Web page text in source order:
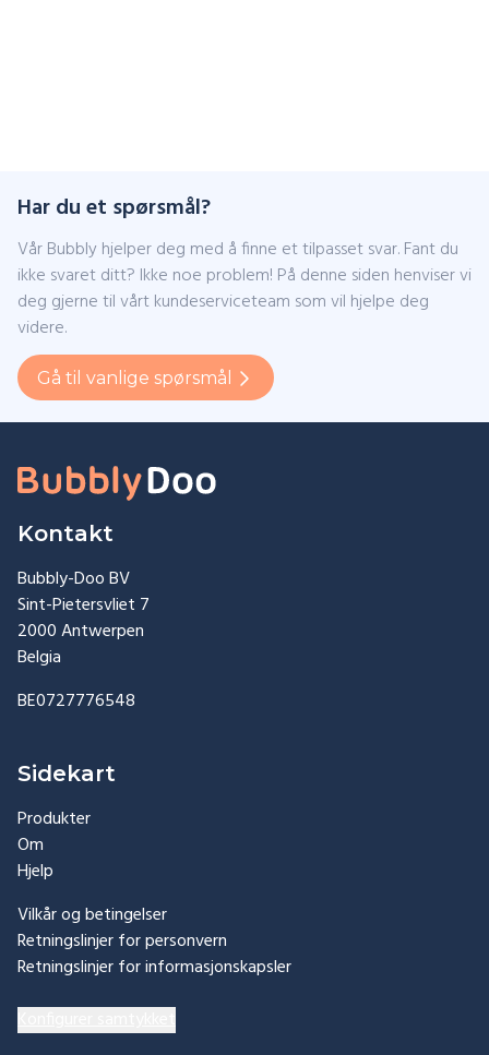
Har du et spørsmål?
Vår Bubbly hjelper deg med å finne et tilpasset svar. Fant du
ikke svaret ditt? Ikke noe problem! På denne siden henviser vi
deg gjerne til vårt kundeserviceteam som vil hjelpe deg
videre.
Gå til vanlige spørsmål
Kontakt
Bubbly-Doo BV
Sint-Pietersvliet 7
2000 Antwerpen
Belgia
BE0727776548
Sidekart
Produkter
Om
Hjelp
Vilkår og betingelser
Retningslinjer for personvern
Retningslinjer for informasjonskapsler